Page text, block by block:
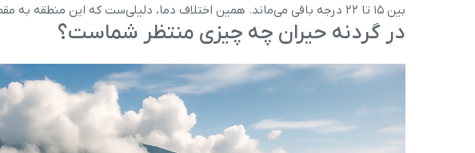
بین ۱۵ تا ۲۲ درجه باقی می‌ماند. همین اختلاف دما، دلیلی‌ست که این منطقه به مقصد محبوب تابستانی تبدیل شده.
در گردنه حیران چه چیزی منتظر شماست؟